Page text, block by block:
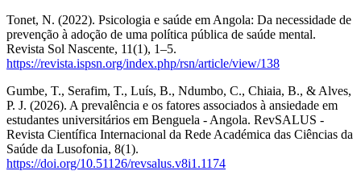
Tonet, N. (2022). Psicologia e saúde em Angola: Da necessidade de
prevenção à adoção de uma política pública de saúde mental.
Revista Sol Nascente, 11(1), 1–5.
https://revista.ispsn.org/index.php/rsn/article/view/138
Gumbe, T., Serafim, T., Luís, B., Ndumbo, C., Chiaia, B., & Alves,
P. J. (2026). A prevalência e os fatores associados à ansiedade em
estudantes universitários em Benguela - Angola. RevSALUS -
Revista Científica Internacional da Rede Académica das Ciências da
Saúde da Lusofonia, 8(1).
https://doi.org/10.51126/revsalus.v8i1.1174